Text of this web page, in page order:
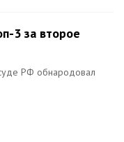
3 за второе
РФ обнародовал